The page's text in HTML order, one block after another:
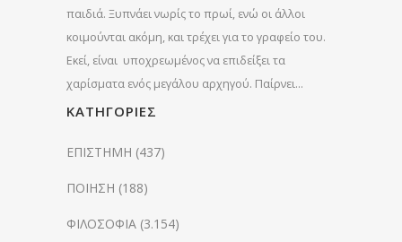
παιδιά. Ξυπνάει νωρίς το πρωί, ενώ οι άλλοι
κοιμούνται ακόμη, και τρέχει για το γραφείο του.
Εκεί, είναι υποχρεωμένος να επιδείξει τα
χαρίσματα ενός μεγάλου αρχηγού. Παίρνει…
KΑΤΗΓΟΡΊΕΣ
ΕΠΙΣΤΗΜΗ (437)
ΠΟΙΗΣΗ (188)
ΦΙΛΟΣΟΦΙΑ (3.154)